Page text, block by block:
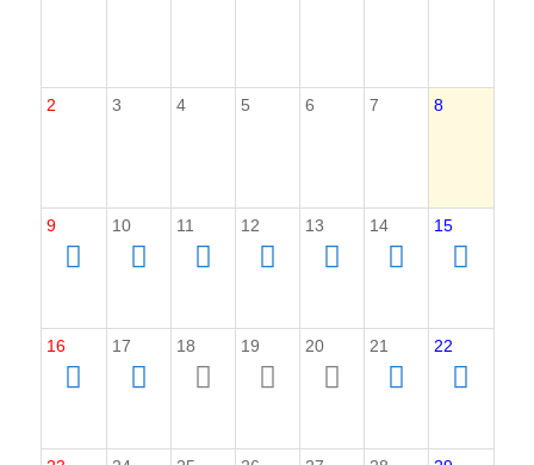
2 3 4 5 6 7 8
9 10 11 12 13 14 15
16 17 18 19 20 21 22